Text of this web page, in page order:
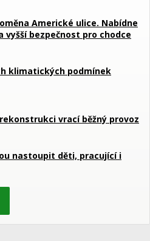
Americké ulice. Nabídne
bezpečnost pro chodce
klimatických podmínek
vrací běžný provoz
nastoupit děti, pracující i